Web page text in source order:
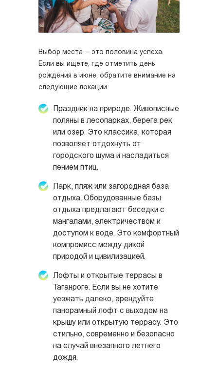
Выбор места — это половина успеха.
Если вы ищете, где отметить день
рождения в июне, обратите внимание на
следующие локации:
Праздник на природе. Живописные
поляны в лесопарках, берега рек
или озер. Это классика, которая
позволяет отдохнуть от
городского шума и насладиться
пением птиц.
Парк, пляж или загородная база
отдыха. Оборудованные базы
отдыха предлагают беседки с
мангалами, электричеством и
доступом к воде. Это комфортный
компромисс между дикой
природой и цивилизацией.
Лофты и открытые террасы в
Таганроге. Если вы не хотите
уезжать далеко, арендуйте
панорамный лофт с выходом на
крышу или открытую террасу. Это
стильно, современно и безопасно
на случай внезапного летнего
дождя.